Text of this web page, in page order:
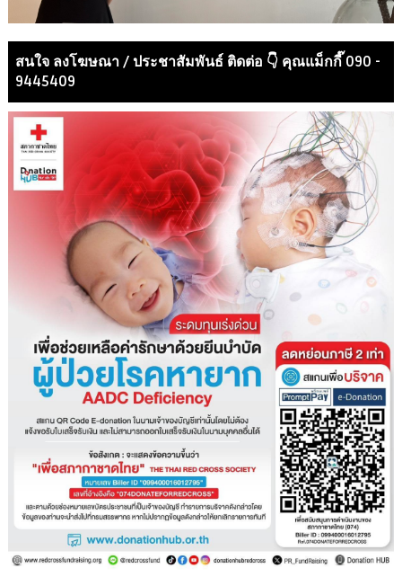
สนใจ ลงโฆษณา / ประชาสัมพันธ์ ติดต่อ 👇 คุณแม็กกี๊ 090 -
9445409